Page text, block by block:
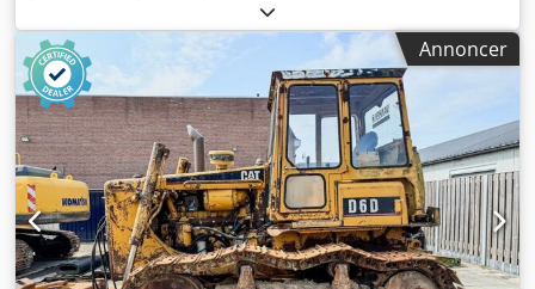
bordincomputer, kabine
Modelår: 2018 Antal cylindre: 3 Egenvægt: 6.460 kg Antal
ventiler: 3 CE-mærkning: ja Teknisk stand: meget god
Csdpoy A Tn Hofx Agterf Visuel stand: meget god Pris: Efter
aftale Serienummer: CAT0908MAH8803391 = Yderligere
muligheder og udstyr = - 3. ventil - Lukket kabine -
Centralsmøring
Annoncer